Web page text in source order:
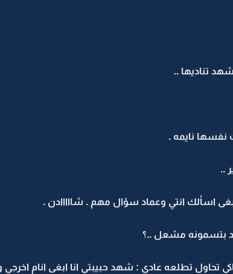
تناديها ..
نايمه .
..
اسألك انتي وعماد سؤال مهم . شااااادن .
بتسمونه مشعل ..؟
تحاول تطلعه عادي : شهد حبيبتي انا ابغى انام اخرجي